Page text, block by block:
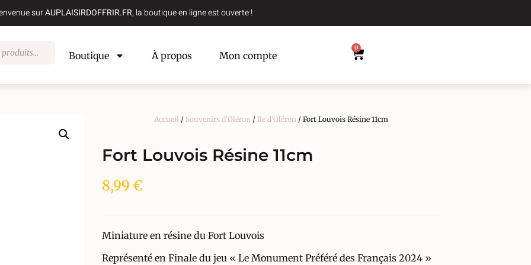
surAUPLAISIRDOFFRIR.FR, la boutique en ligne est ouverte !
Boutique À propos Mon compte
0
Accueil / Souvenirs d'Øléron/ Ile d'Oléron/ Fort Louvois Résine 11cm
Fort Louvois Résine 11cm
8,99 €
Miniature en résine du Fort Louvois
Représenté en Finale du jeu « Le Monument Préféré des Français 2024 »